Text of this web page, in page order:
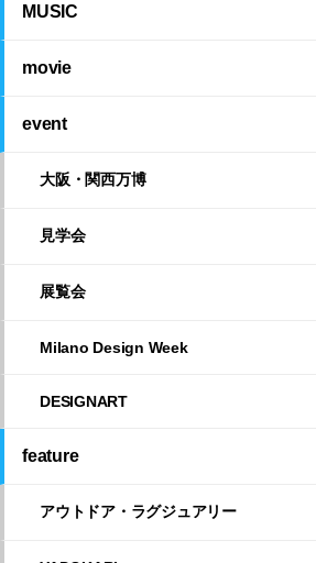
MUSIC
movie
event
大阪・関西万博
見学会
展覧会
Milano Design Week
DESIGNART
feature
アウトドア・ラグジュアリー